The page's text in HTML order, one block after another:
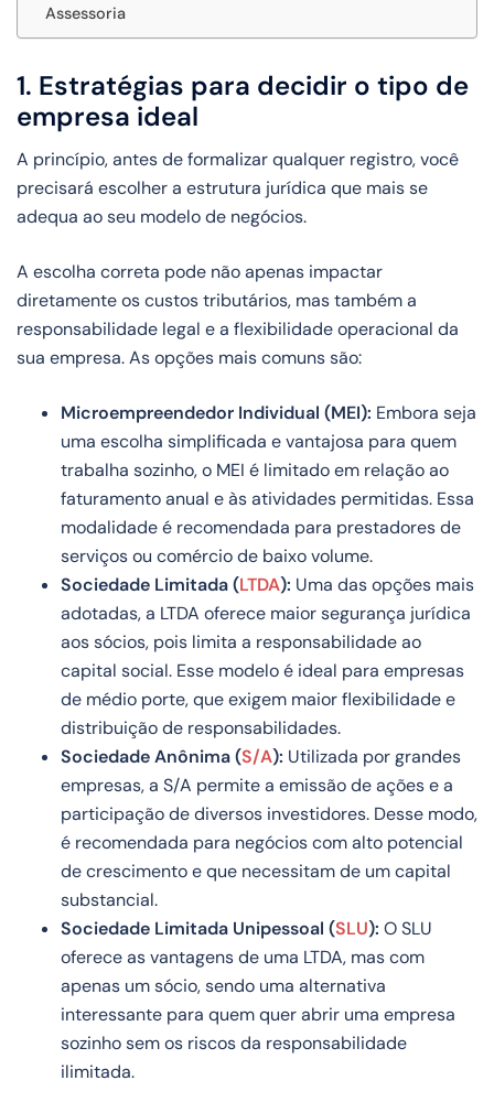
Assessoria
1. Estratégias para decidir o tipo de
empresa ideal
A princípio, antes de formalizar qualquer registro, você
precisará escolher a estrutura jurídica que mais se
adequa ao seu modelo de negócios.
A escolha correta pode não apenas impactar
diretamente os custos tributários, mas também a
responsabilidade legal e a flexibilidade operacional da
sua empresa. As opções mais comuns são:
Microempreendedor Individual (MEI): Embora seja
uma escolha simplificada e vantajosa para quem
trabalha sozinho, o MEI é limitado em relação ao
faturamento anual e às atividades permitidas. Essa
modalidade é recomendada para prestadores de
serviços ou comércio de baixo volume.
Sociedade Limitada (LTDA): Uma das opções mais
adotadas, a LTDA oferece maior segurança jurídica
aos sócios, pois limita a responsabilidade ao
capital social. Esse modelo é ideal para empresas
de médio porte, que exigem maior flexibilidade e
distribuição de responsabilidades.
Sociedade Anônima (S/A): Utilizada por grandes
empresas, a S/A permite a emissão de ações e a
participação de diversos investidores. Desse modo,
é recomendada para negócios com alto potencial
de crescimento e que necessitam de um capital
substancial.
Sociedade Limitada Unipessoal (SLU): O SLU
oferece as vantagens de uma LTDA, mas com
apenas um sócio, sendo uma alternativa
interessante para quem quer abrir uma empresa
sozinho sem os riscos da responsabilidade
ilimitada.